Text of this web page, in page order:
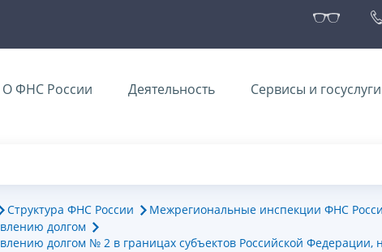
О ФНС России Деятельность Сервисы и госуслуги
Структура ФНС России
Межрегиональные инспекции ФНС
долгом
долгом № 2 в границах субъектов Российской Федерации,